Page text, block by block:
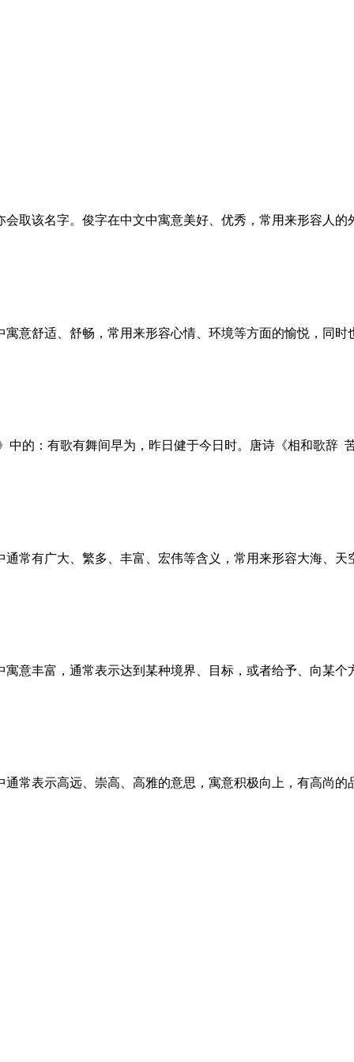
取该名字。俊字在中文中寓意美好、优秀，常用来形容人
意舒适、舒畅，常用来形容心情、环境等方面的愉悦，同
的：有歌有舞间早为，昨日健于今日时。唐诗《相和歌辞
常有广大、繁多、丰富、宏伟等含义，常用来形容大海、
意丰富，通常表示达到某种境界、目标，或者给予、向某
常表示高远、崇高、高雅的意思，寓意积极向上，有高尚